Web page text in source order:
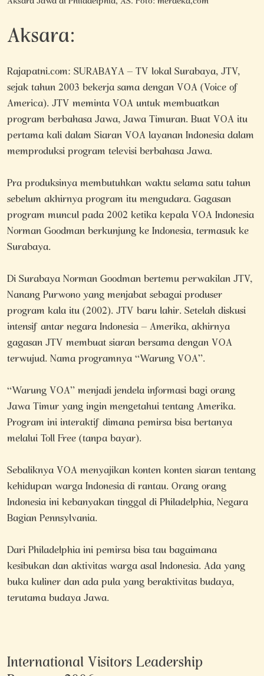
Aksara:
Rajapatni.com: SURABAYA – TV lokal Surabaya, JTV,
sejak tahun 2003 bekerja sama dengan VOA (Voice of
America). JTV meminta VOA untuk membuatkan
program berbahasa Jawa, Jawa Timuran. Buat VOA itu
pertama kali dalam Siaran VOA layanan Indonesia dalam
memproduksi program televisi berbahasa Jawa.
Pra produksinya membutuhkan waktu selama satu tahun
sebelum akhirnya program itu mengudara. Gagasan
program muncul pada 2002 ketika kepala VOA Indonesia
Norman Goodman berkunjung ke Indonesia, termasuk ke
Surabaya.
Di Surabaya Norman Goodman bertemu perwakilan JTV,
Nanang Purwono yang menjabat sebagai produser
program kala itu (2002). JTV baru lahir. Setelah diskusi
intensif antar negara Indonesia – Amerika, akhirnya
gagasan JTV membuat siaran bersama dengan VOA
terwujud. Nama programnya “Warung VOA”.
“Warung VOA” menjadi jendela informasi bagi orang
Jawa Timur yang ingin mengetahui tentang Amerika.
Program ini interaktif dimana pemirsa bisa bertanya
melalui Toll Free (tanpa bayar).
Sebaliknya VOA menyajikan konten konten siaran tentang
kehidupan warga Indonesia di rantau. Orang orang
Indonesia ini kebanyakan tinggal di Philadelphia, Negara
Bagian Pennsylvania.
Dari Philadelphia ini pemirsa bisa tau bagaimana
kesibukan dan aktivitas warga asal Indonesia. Ada yang
buka kuliner dan ada pula yang beraktivitas budaya,
terutama budaya Jawa.
International Visitors Leadership